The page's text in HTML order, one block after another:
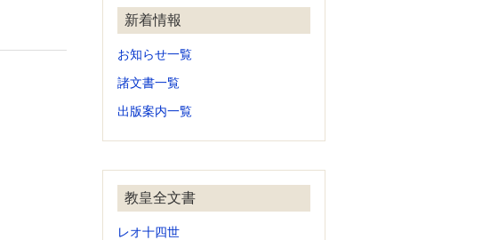
新着情報
お知らせ一覧
諸文書一覧
出版案内一覧
教皇全文書
レオ十四世